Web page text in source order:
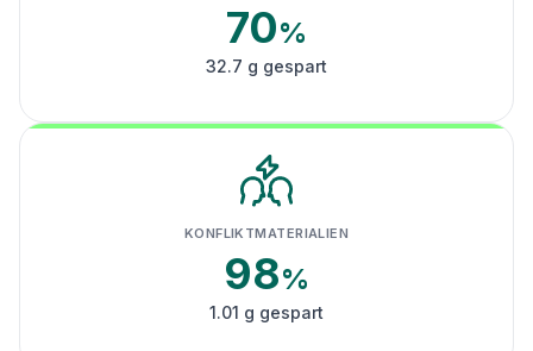
70%
32.7 g gespart
KONFLIKTMATERIALIEN
98%
1.01 g gespart